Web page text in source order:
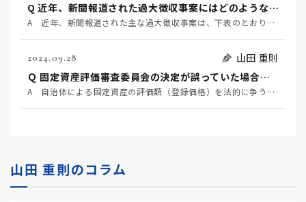
Q 近年、新聞報道された過大徴収事案にはどのようなものがあるか？
A 近年、新聞報道された主な過大徴収事案は、下表のとおりです。ここから読み取れることは、①過大徴収は…
2024.09.28
山田 重則
Ｑ 固定資産評価審査委員会の決定が誤っていた場合、自治体は賠償責任を負うか？
A 自治体による固定資産の評価額（登録価格）を法的に争うには、まずはその自治体の固定資産評価審査委員…
山田 重則のコラム